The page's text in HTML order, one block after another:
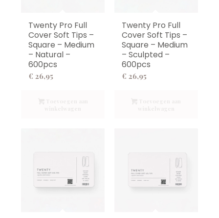
Twenty Pro Full
Cover Soft Tips –
Square – Medium
– Natural –
600pcs
€ 26,95
Twenty Pro Full
Cover Soft Tips –
Square – Medium
– Sculpted –
600pcs
€ 26,95